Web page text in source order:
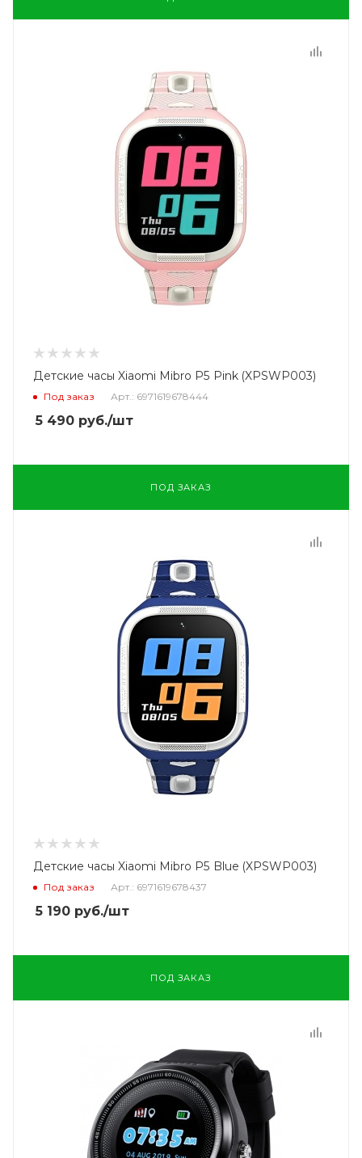
Детские часы Xiaomi Mibro P5 Pink (XPSWP003)
Под заказ Арт.: 6971619678444
5 490 руб./шт
ПОД ЗАКАЗ
Детские часы Xiaomi Mibro P5 Blue (XPSWP003)
Под заказ Арт.: 6971619678437
5 190 руб./шт
ПОД ЗАКАЗ